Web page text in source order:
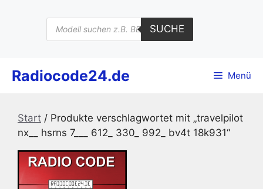
Products
search
SUCHE
Radiocode24.de Menü
Start / Produkte verschlagwortet mit „travelpilot
nx__ hsrns 7___ 612_ 330_ 992_ bv4t 18k931“